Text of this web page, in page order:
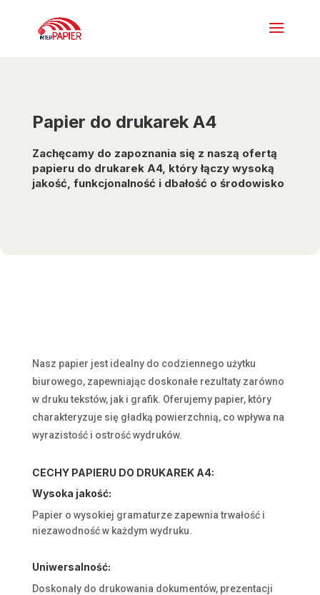
Papier do drukarek A4
Zachęcamy do zapoznania się z naszą ofertą
papieru do drukarek A4, który łączy wysoką
jakość, funkcjonalność i dbałość o środowisko
Nasz papier jest idealny do codziennego użytku
biurowego, zapewniając doskonałe rezultaty zarówno
w druku tekstów, jak i grafik. Oferujemy papier, który
charakteryzuje się gładką powierzchnią, co wpływa na
wyrazistość i ostrość wydruków.
CECHY PAPIERU DO DRUKAREK A4:
Wysoka jakość:
Papier o wysokiej gramaturze zapewnia trwałość i
niezawodność w każdym wydruku.
Uniwersalność:
Doskonały do drukowania dokumentów, prezentacji